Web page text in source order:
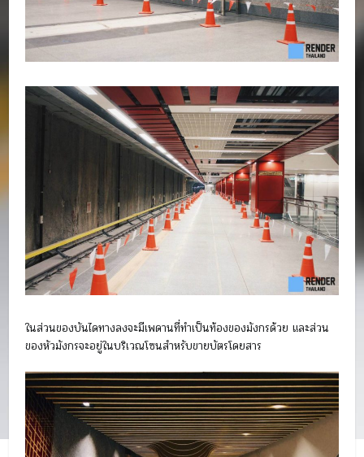
ในส่วนของบันไดทางลงจะมีเพดานที่ทำเป็นท้องของมังกรด้วย และส่วน
ของหัวมังกรจะอยู่ในบริเวณโซนสำหรับขายบัตรโดยสาร